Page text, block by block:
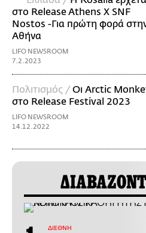
στο Release Athens X SNF
Nostos -Για πρώτη φορά
Αθήνα
LIFO NEWSROOM
7.2.2023
Πολιτισμός / Οι Arctic
στο Release Festival 2023
LIFO NEWSROOM
14.12.2022
ΔΙΕΘΝΗ